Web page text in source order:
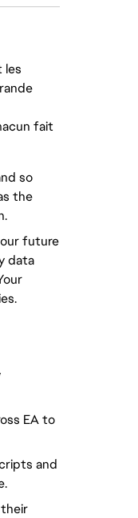
les
fait
so
the
future
data
EA to
and